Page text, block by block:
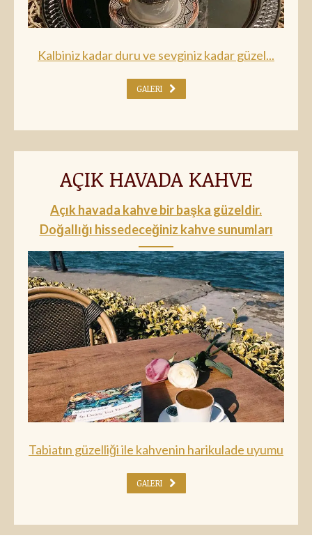
Kalbiniz kadar duru ve sevginiz kadar güzel...
GALERI
AÇIK HAVADA KAHVE
Açık havada kahve bir başka güzeldir.
Doğallığı hissedeceğiniz kahve sunumları
Tabiatın güzelliği ile kahvenin harikulade uyumu
GALERI